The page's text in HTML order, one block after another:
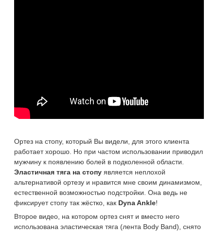
Ортез на стопу, который Вы видели, для этого клиента
работает хорошо. Но при частом использовании приводил
мужчину к появлению болей в подколенной области.
Эластичная тяга на стопуявляется неплохой
альтернативой ортезу и нравится мне своим динамизмом,
естественной возможностью подстройки. Она ведь не
фиксирует стопу так жёстко, как Dyna Ankle!
Второе видео, на котором ортез снят и вместо него
использована эластическая тяга (лента Body Band), cнято